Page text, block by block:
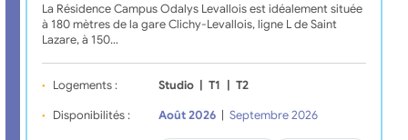
La Résidence Campus Odalys Levallois est idéalement située
à 180 mètres de la gare Clichy-Levallois, ligne L de Saint
Lazare, à 150…
Logements : Studio T1 T2
Disponibilités : Août 2026 Septembre 2026